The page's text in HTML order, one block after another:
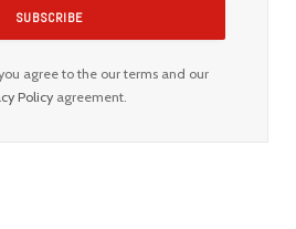
agree to the our terms and our
Policyagreement.